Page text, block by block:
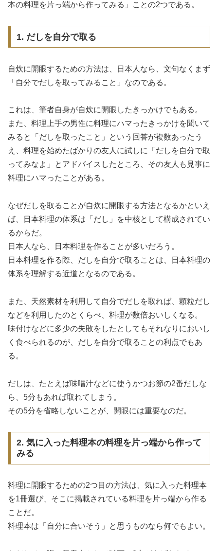
本の料理を片っ端から作ってみる」ことの2つである。
1. だしを自分で取る
自炊に開眼するための方法は、日本人なら、文句なくまず
「自分でだしを取ってみること」なのである。
これは、筆者自身が自炊に開眼したきっかけでもある。
また、料理上手の男性に料理にハマったきっかけを聞いて
みると「だしを取ったこと」という回答が複数あったう
え、料理を始めたばかりの友人に試しに「だしを自分で取
ってみなよ」とアドバイスしたところ、その友人も見事に
料理にハマったことがある。
なぜだしを取ることが自炊に開眼する方法となるかといえ
ば、日本料理の体系は「だし」を中核として構成されてい
るからだ。
日本人なら、日本料理を作ることが多いだろう。
日本料理を作る際、だしを自分で取ることは、日本料理の
体系を理解する近道となるのである。
また、天然素材を利用して自分でだしを取れば、顆粒だし
などを利用したのとくらべ、料理が数倍おいしくなる。
味付けなどに多少の失敗をしたとしてもそれなりにおいし
く食べられるのが、だしを自分で取ることの利点でもあ
る。
だしは、たとえば味噌汁などに使うかつお節の2番だしな
ら、5分もあれば取れてしまう。
その5分を省略しないことが、開眼には重要なのだ。
2. 気に入った料理本の料理を片っ端から作って
みる
料理に開眼するための2つ目の方法は、気に入った料理本
を1冊選び、そこに掲載されている料理を片っ端から作る
ことだ。
料理本は「自分に合いそう」と思うものなら何でもよい。